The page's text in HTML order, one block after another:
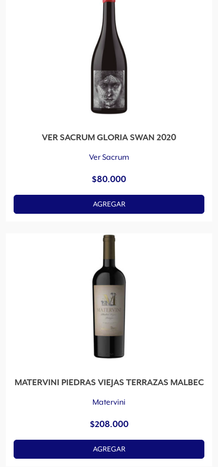
VER SACRUM GLORIA SWAN 2020
Ver Sacrum
$80.000
AGREGAR
MATERVINI PIEDRAS VIEJAS TERRAZAS MALBEC
Matervini
$208.000
AGREGAR